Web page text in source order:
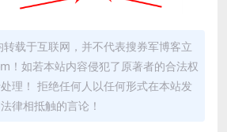
载于互联网，并不代表搜券军博客立
！如若本站内容侵犯了原著者的合法权
理！ 拒绝任何人以任何形式在本站发
律相抵触的言论！